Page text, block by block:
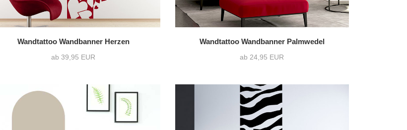
Wandtattoo Wandbanner Herzen
ab 39,95 EUR
Wandtattoo Wandbanner Palmwedel
ab 24,95 EUR